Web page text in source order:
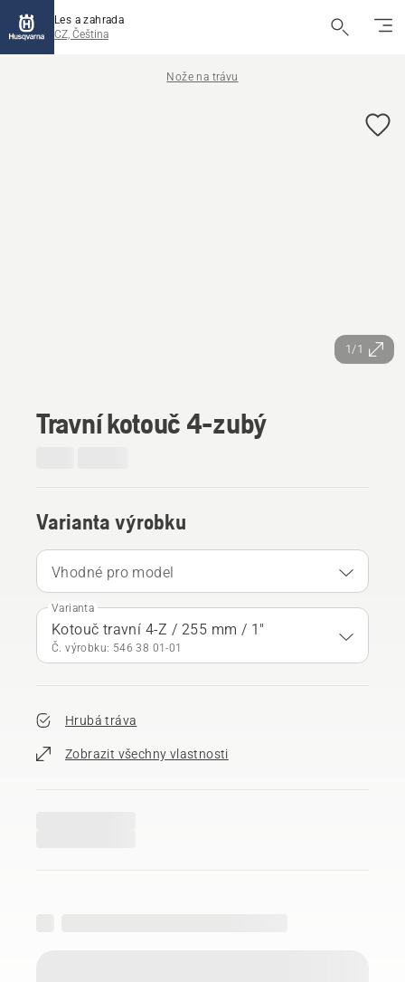
Les a zahrada
CZ, Čeština
Nože na trávu
1/1
Travní kotouč 4-zubý
Varianta výrobku
Vhodné pro model
Varianta
Kotouč travní 4-Z / 255 mm / 1"
Č. výrobku: 546 38 01‑01
Hrubá tráva
Zobrazit všechny vlastnosti